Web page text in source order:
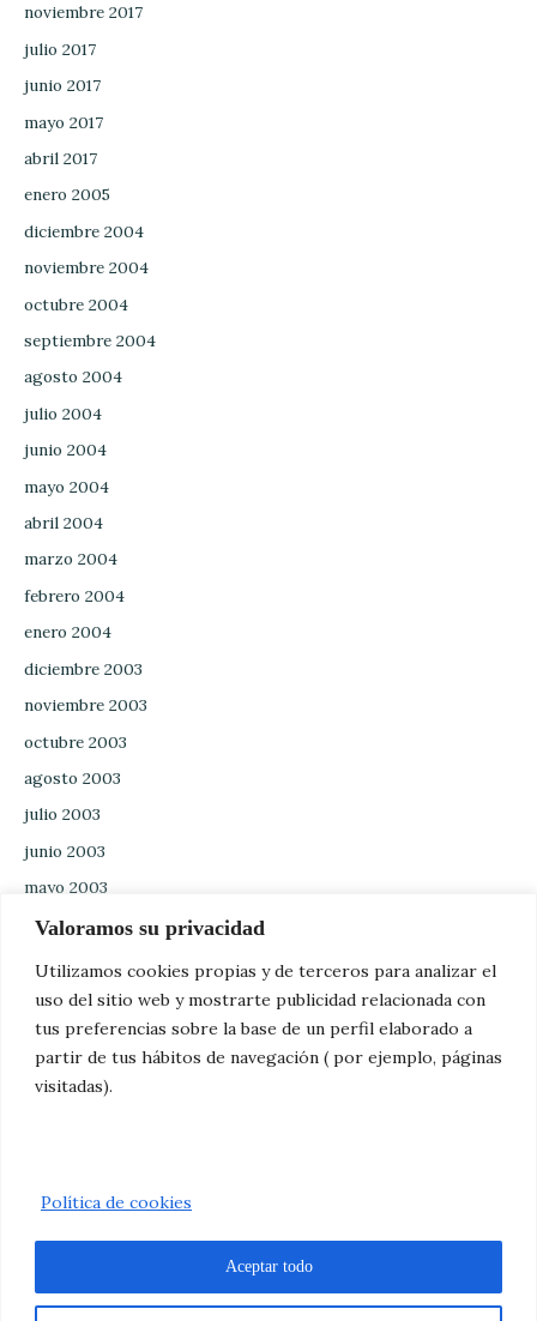
Valoramos su privacidad
Utilizamos cookies propias y de terceros para analizar el
uso del sitio web y mostrarte publicidad relacionada con
tus preferencias sobre la base de un perfil elaborado a
partir de tus hábitos de navegación ( por ejemplo, páginas
visitadas).
Política de cookies
Aceptar todo
noviembre 2017
julio 2017
junio 2017
mayo 2017
abril 2017
enero 2005
diciembre 2004
noviembre 2004
octubre 2004
septiembre 2004
agosto 2004
julio 2004
junio 2004
mayo 2004
abril 2004
marzo 2004
febrero 2004
enero 2004
diciembre 2003
noviembre 2003
octubre 2003
agosto 2003
julio 2003
junio 2003
mayo 2003
abril 2003
marzo 2003
febrero 2003
enero 2003
diciembre 2002